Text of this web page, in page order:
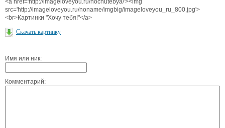
src='http://imageloveyou.ru/noname/imgbig/imageloveyou_ru_800.jpg'>
<br>Картинки "Хочу тебя!"</a>
Скачать картинку
Имя или ник:
Комментарий: